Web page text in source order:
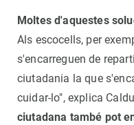
Moltes d'aquestes
Als escocells, per
s'encarreguen de
ciutadania la que
cuidar-lo", explica
ciutadana també pot